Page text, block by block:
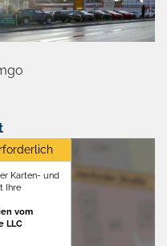
Karten- und
Ihre
vom
LLC